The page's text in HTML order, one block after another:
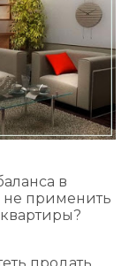
в
применить